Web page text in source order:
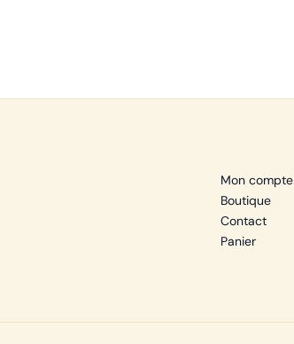
Mon compte
Boutique
Contact
Panier